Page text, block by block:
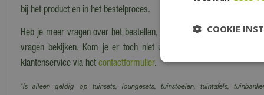
bij het product en in het bestelproces.
Heb je meer vragen over het bestellen, bezorgen en/of afhalen kun
vragen bekijken. Kom je er toch niet uit? Dan kun je altijd contact
klantenservice via het contactformulier.
*Is alleen geldig op tuinsets, loungesets, tuinstoelen, tuintafels,
COOKIE